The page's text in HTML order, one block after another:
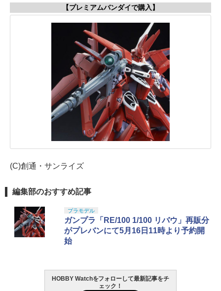
【プレミアムバンダイで購入】
(C)創通・サンライズ
編集部のおすすめ記事
プラモデル
ガンプラ「RE/100 1/100 リバウ」再販分
がプレバンにて5月16日11時より予約開
始
HOBBY Watchをフォローして最新記事をチ
ェック！